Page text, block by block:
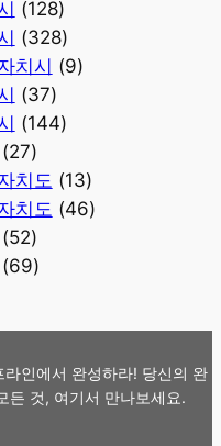
(128)
(328)
치시 (9)
(37)
(144)
(27)
치도 (13)
치도 (46)
(52)
(69)
인에서 완성하라! 당신의 완
든 것, 여기서 만나보세요.